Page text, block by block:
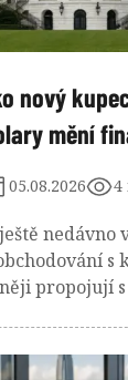
nový
mění
05.08.2026 4
nedávno
s
propojují
dluhopisů,